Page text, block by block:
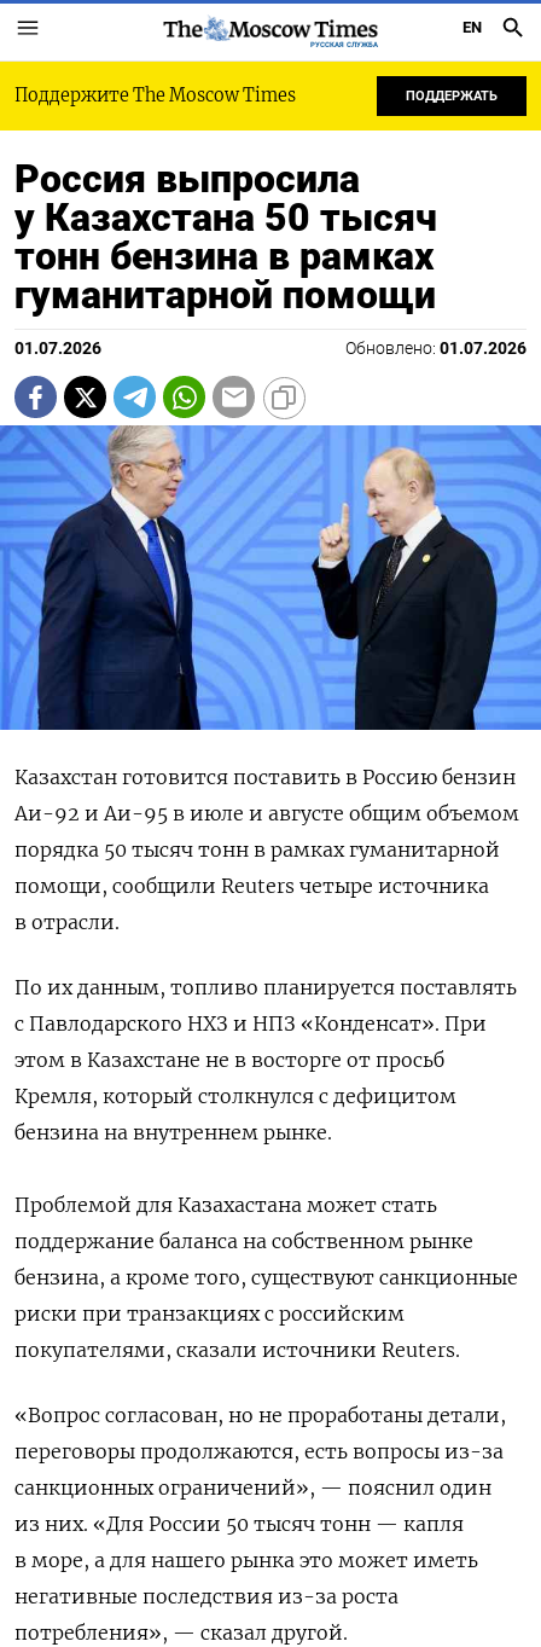
РУССКАЯ СЛУЖБА
EN
Поддержите The Moscow Times ПОДДЕРЖАТЬ
Россия выпросила
у Казахстана 50 тысяч
тонн бензина в рамках
гуманитарной помощи
01.07.2026 Обновлено: 01.07.2026
Казахстан готовится поставить в Россию бензин
Аи-92 и Аи-95 в июле и августе общим объемом
порядка 50 тысяч тонн в рамках гуманитарной
помощи, сообщили Reuters четыре источника
в отрасли.
По их данным, топливо планируется поставлять
с ‌Павлодарского НХЗ и НПЗ «Конденсат». При
этом в Казахстане не в восторге от просьб
Кремля, который столкнулся с дефицитом
бензина на внутреннем рынке.
Проблемой для Казахастана может стать
поддержание баланса на собственном рынке
бензина, а кроме того, существуют санкционные
риски при транзакциях с российским
покупателями, сказали источники Reuters.
«Вопрос согласован, но не проработаны детали,
переговоры продолжаются, есть вопросы из-за
санкционных ограничений», — пояснил один
из них. «Для России 50 тысяч тонн — капля
в море, а для нашего рынка это может иметь
негативные последствия из-за роста
потребления», — сказал другой.